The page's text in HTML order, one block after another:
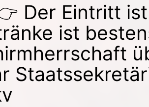
Der Eintritt
ist